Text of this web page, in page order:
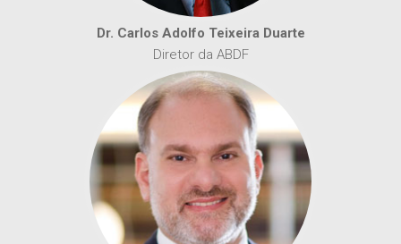
Dr. Carlos Adolfo Teixeira Duarte
Diretor da ABDF